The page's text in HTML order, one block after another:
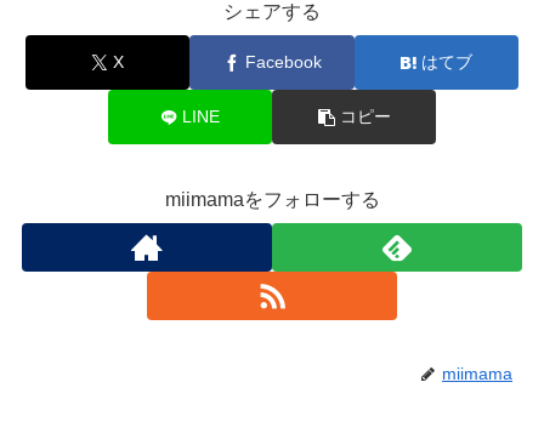
シェアする
X Facebook はてブ
LINE コピー
miimamaをフォローする
miimama